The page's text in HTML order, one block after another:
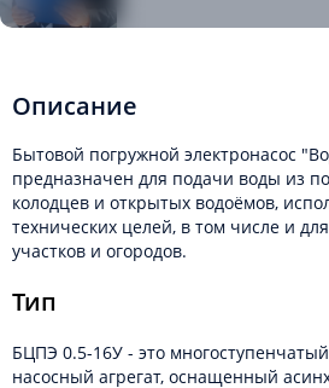
Описание
Бытовой погружной электронасос
предназначен для подачи воды из
колодцев и открытых водоёмов,
технических целей, в том числе и
участков и огородов.
Тип
БЦПЭ 0.5-16У - это
насосный агрегат, оснащенный